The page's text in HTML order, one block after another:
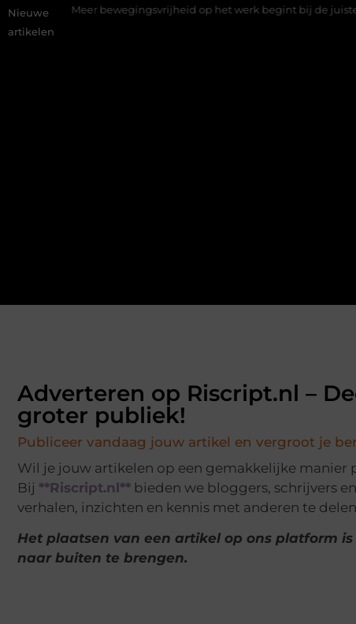
Nieuwe
artikelen
Meer bewegingsvrijheid op het werk begint bij de juiste stretch
Adverteren op Riscript.nl –
groter publiek!
Publiceer vandaag jouw artikel en vergroot je
Wil je jouw artikelen op een gemakkelijke
Bij **Riscript.nl** bieden we bloggers, schrijvers
verhalen, inzichten en kennis met anderen te
Het plaatsen van een artikel op ons platform
naar buiten te brengen.